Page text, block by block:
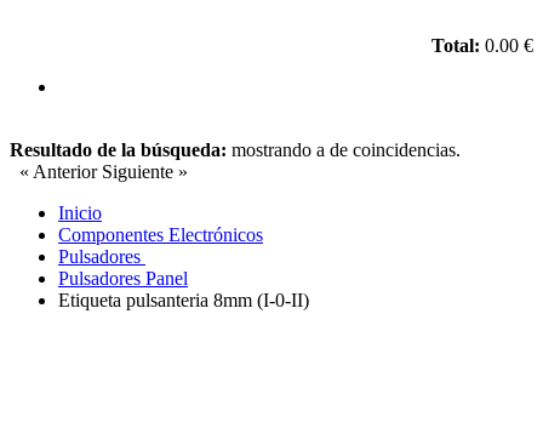
Total: 0.00 €
Resultado de la búsqueda: mostrando a de coincidencias.
« Anterior Siguiente »
Inicio
Componentes Electrónicos
Pulsadores
Pulsadores Panel
Etiqueta pulsanteria 8mm (I-0-II)